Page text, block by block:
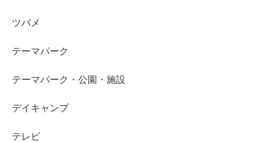
ツバメ
テーマパーク
テーマパーク・公園・施設
デイキャンプ
テレビ